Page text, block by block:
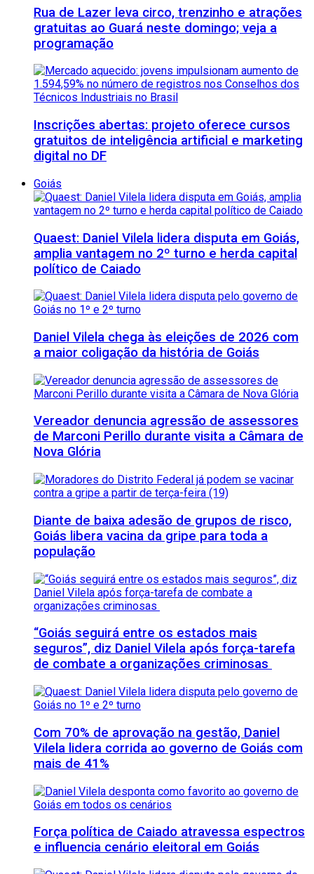
Rua de Lazer leva circo, trenzinho e atrações
gratuitas ao Guará neste domingo; veja a
programação
Inscrições abertas: projeto oferece cursos
gratuitos de inteligência artificial e marketing
digital no DF
Goiás
Quaest: Daniel Vilela lidera disputa em Goiás,
amplia vantagem no 2º turno e herda capital
político de Caiado
Daniel Vilela chega às eleições de 2026 com
a maior coligação da história de Goiás
Vereador denuncia agressão de assessores
de Marconi Perillo durante visita a Câmara de
Nova Glória
Diante de baixa adesão de grupos de risco,
Goiás libera vacina da gripe para toda a
população
“Goiás seguirá entre os estados mais
seguros”, diz Daniel Vilela após força-tarefa
de combate a organizações criminosas
Com 70% de aprovação na gestão, Daniel
Vilela lidera corrida ao governo de Goiás com
mais de 41%
Força política de Caiado atravessa espectros
e influencia cenário eleitoral em Goiás